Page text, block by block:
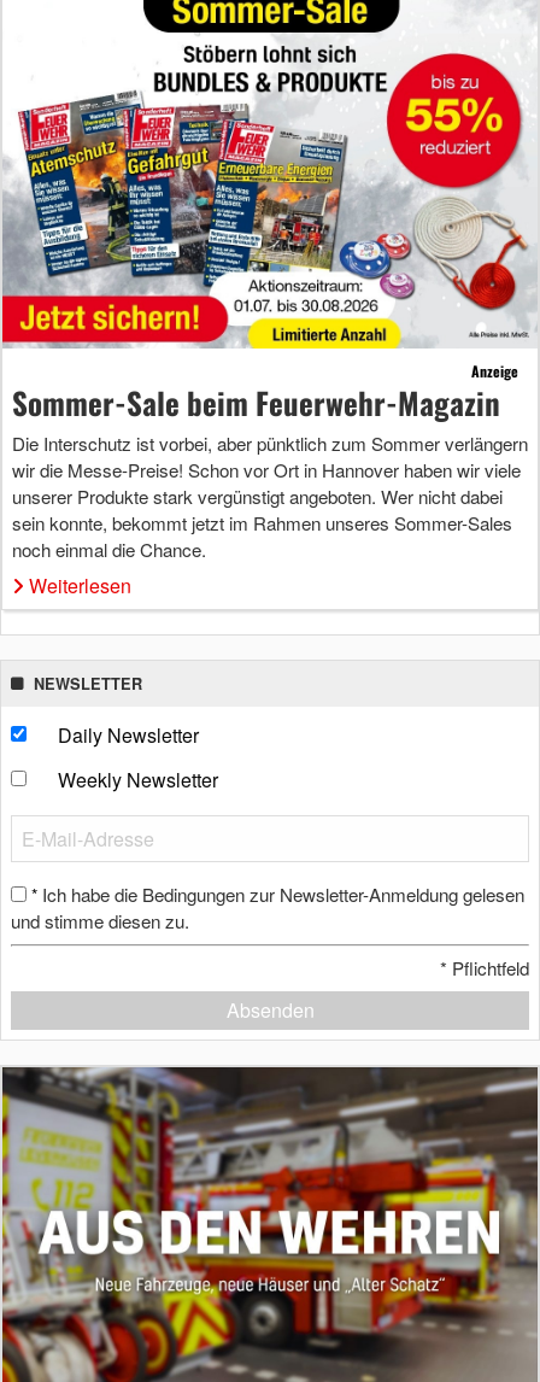
Anzeige
Sommer-Sale beim Feuerwehr-Magazin
Die Interschutz ist vorbei, aber pünktlich zum Sommer verlängern
wir die Messe-Preise! Schon vor Ort in Hannover haben wir viele
unserer Produkte stark vergünstigt angeboten. Wer nicht dabei
sein konnte, bekommt jetzt im Rahmen unseres Sommer-Sales
noch einmal die Chance.
Weiterlesen
NEWSLETTER
Daily Newsletter
Weekly Newsletter
* Ich habe die Bedingungen zur Newsletter-Anmeldung gelesen
und stimme diesen zu.
* Pflichtfeld
Absenden